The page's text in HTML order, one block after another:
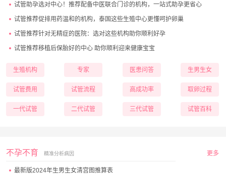
试管助孕选对中心！推荐配备中医联合门诊的机构，一站式助孕更省心
试管推荐促排用药温和的机构，泰国这些生殖中心更懂呵护卵巢
试管推荐针对无精症的医院：选对这些机构助你顺利好孕
试管推荐移植后保胎好的中心 助你顺利迎来健康宝宝
生殖机构 专家 医患问答 生男生女
试管费用 试管流程 高成功率 取卵过程
一代试管 二代试管 三代试管 试管百科
不孕不育 精准分析病因 更多
最新版2024年生男生女清宫图推算表